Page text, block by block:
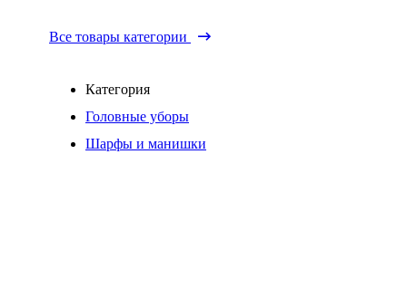
Все товары категории
Категория
Головные уборы
Шарфы и манишки